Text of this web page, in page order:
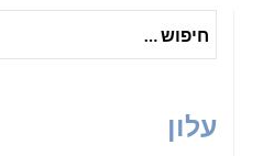
עלון